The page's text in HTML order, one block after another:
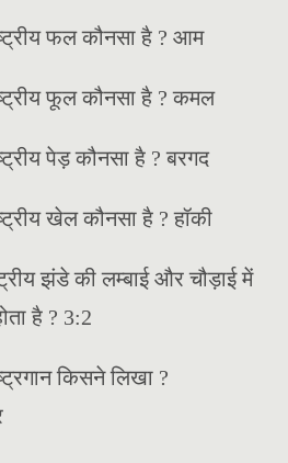
फल कौनसा है ? आम
फूल कौनसा है ? कमल
पेड़ कौनसा है ? बरगद
खेल कौनसा है ? हॉकी
झंडे की लम्बाई और चौड़ाई में
है ? 3:2
किसने लिखा ?